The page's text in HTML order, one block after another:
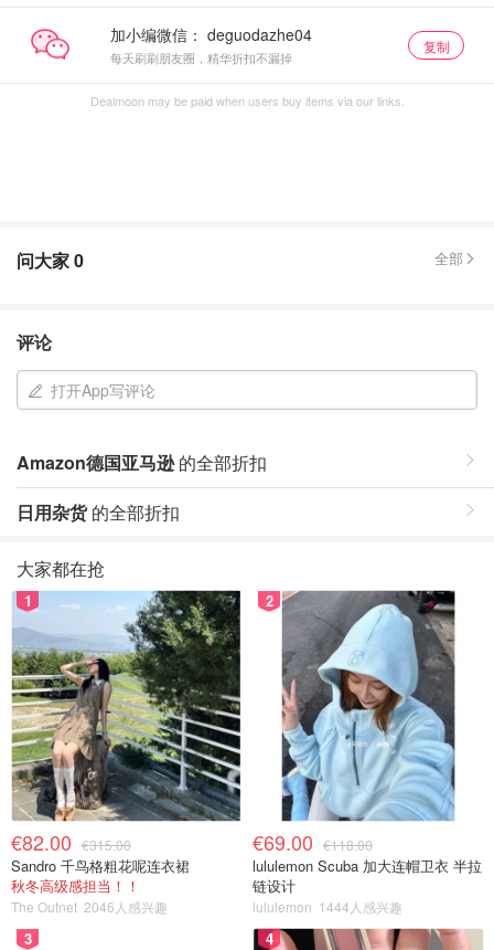
加小编微信：
每天刷刷朋友圈，精华折扣不漏掉
复制
Dealmoon may be paid when users buy items via our links.
问大家0 全部
评论
打开App写评论
Amazon德国亚马逊的全部折扣
日用杂货的全部折扣
大家都在抢
1
€82.00 €315.00
Sandro 千鸟格粗花呢连衣裙
秋冬高级感担当！！
The Outnet 2046人感兴趣
2
€69.00 €118.00
lululemon Scuba 加大连帽卫衣 半拉
链设计
lululemon 1444人感兴趣
3 4